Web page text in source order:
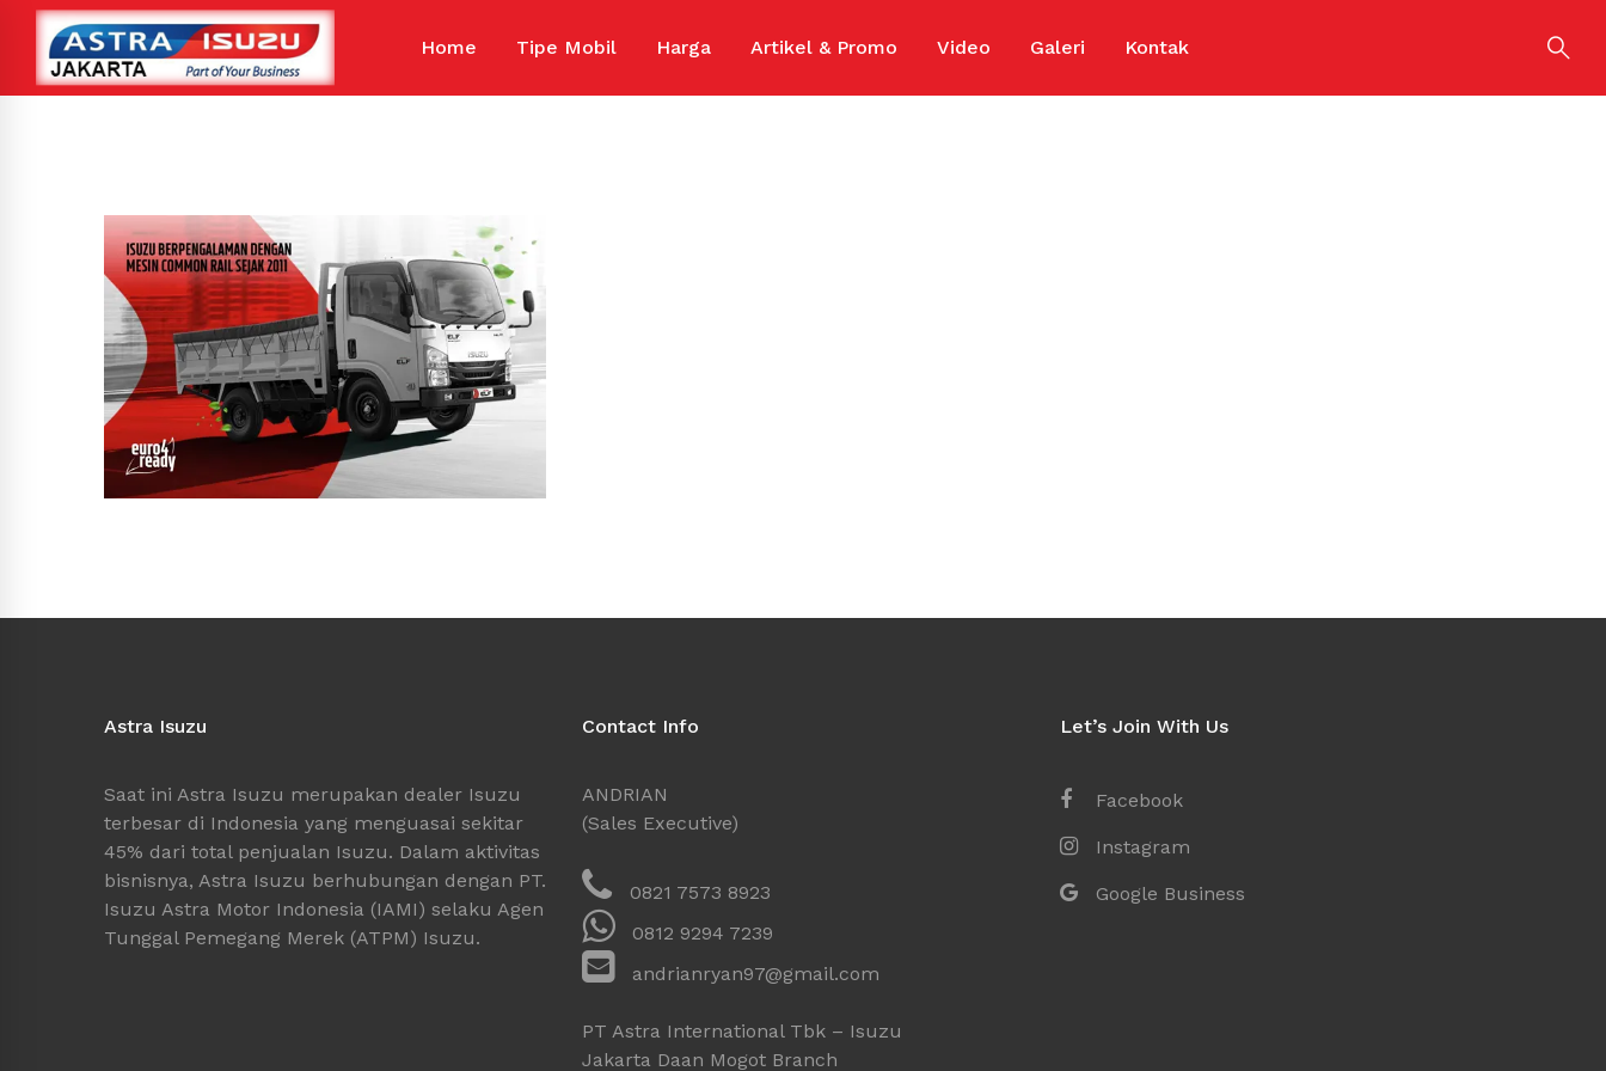
Home Tipe Mobil Harga Artikel & Promo Video Galeri Kontak
Astra Isuzu
Saat ini Astra Isuzu merupakan dealer Isuzu
terbesar di Indonesia yang menguasai sekitar
45% dari total penjualan Isuzu. Dalam aktivitas
bisnisnya, Astra Isuzu berhubungan dengan PT.
Isuzu Astra Motor Indonesia (IAMI) selaku Agen
Tunggal Pemegang Merek (ATPM) Isuzu.
Contact Info
ANDRIAN
(Sales Executive)
0821 7573 8923
0812 9294 7239
andrianryan97@gmail.com
PT Astra International Tbk – Isuzu
Jakarta Daan Mogot Branch
Let’s Join With Us
Facebook
Instagram
Google Business